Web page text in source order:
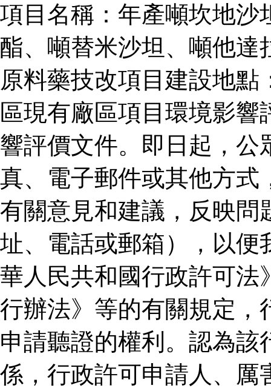
項目名稱：年產噸坎地沙
酯、噸替米沙坦、噸他達
原料藥技改項目建設地
區現有廠區項目環境影
響評價文件。即日起，公
真、電子郵件或其他方式
有關意見和建議，反映問
址、電話或郵箱），以便
華人民共和國行政許可法
行辦法》等的有關規定，
申請聽證的權利。認為
係，行政許可申請人、厲